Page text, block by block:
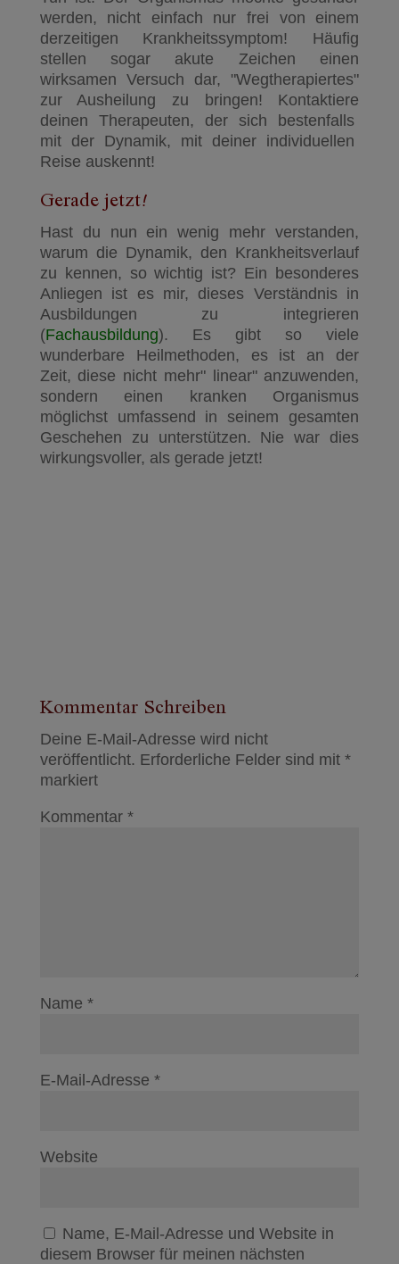
werden, nicht einfach nur frei von einem
derzeitigen Krankheitssymptom! Häufig
stellen sogar akute Zeichen einen
wirksamen Versuch dar, "Wegtherapiertes"
zur Ausheilung zu bringen! Kontaktiere
deinen Therapeuten, der sich bestenfalls
mit der Dynamik, mit deiner individuellen
Reise auskennt!
Gerade jetzt!
Hast du nun ein wenig mehr verstanden,
warum die Dynamik, den Krankheitsverlauf
zu kennen, so wichtig ist? Ein besonderes
Anliegen ist es mir, dieses Verständnis in
Ausbildungen zu integrieren
(Fachausbildung). Es gibt so viele
wunderbare Heilmethoden, es ist an der
Zeit, diese nicht mehr" linear" anzuwenden,
sondern einen kranken Organismus
möglichst umfassend in seinem gesamten
Geschehen zu unterstützen. Nie war dies
wirkungsvoller, als gerade jetzt!
Kommentar Schreiben
Deine E-Mail-Adresse wird nicht
veröffentlicht. Erforderliche Felder sind mit *
markiert
Kommentar *
Name *
E-Mail-Adresse *
Website
Name, E-Mail-Adresse und Website in
diesem Browser für meinen nächsten